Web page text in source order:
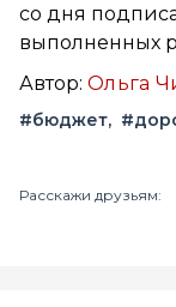
со дня
выполненных
Автор: Ольга
#бюджет
Расскажи друзьям: